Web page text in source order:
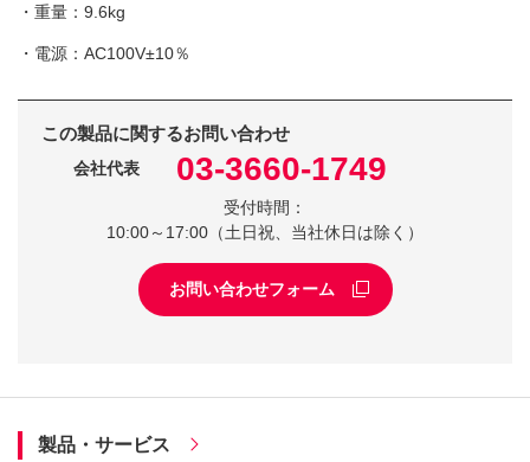
・重量：9.6kg
・電源：AC100V±10％
この製品に関するお問い合わせ
会社代表 03-3660-1749
受付時間：
10:00～17:00（土日祝、当社休日は除く）
お問い合わせフォーム
製品・サービス